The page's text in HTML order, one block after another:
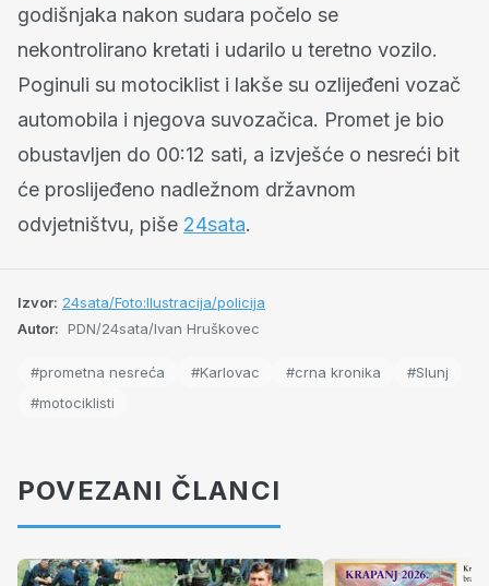
godišnjaka nakon sudara počelo se
nekontrolirano kretati i udarilo u teretno vozilo.
Poginuli su motociklist i lakše su ozlijeđeni vozač
automobila i njegova suvozačica. Promet je bio
obustavljen do 00:12 sati, a izvješće o nesreći bit
će proslijeđeno nadležnom državnom
odvjetništvu, piše 24sata.
Izvor: 24sata/Foto:Ilustracija/policija
Autor: PDN/24sata/Ivan Hruškovec
#prometna nesreća #Karlovac #crna kronika
#Slunj
#motociklisti
POVEZANI ČLANCI